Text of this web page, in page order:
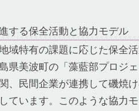
する保全活動と協力モデル
域特有の課題に応じた保全
県美波町の「藻藍部プロジ
、民間企業が連携して磯焼
ています。このような協力